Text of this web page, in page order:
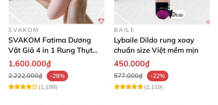
SVAKOM
SVAKOM Fatima Dương
Vật Giả 4 in 1 Rung Thụt
Hút Toả Nhiệt Massage Cho
1.600.000₫
2.222.000₫
-28%
(1,198)
BAILE
Lybaile Dildo rung xoay
chuẩn size Việt mềm mịn
450.000₫
577.000₫
-22%
(1,119)